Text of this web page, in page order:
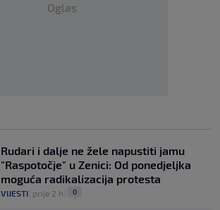
Oglas
Rudari i dalje ne žele napustiti jamu
"Raspotočje" u Zenici: Od ponedjeljka
moguća radikalizacija protesta
VIJESTI prije 2 h 0